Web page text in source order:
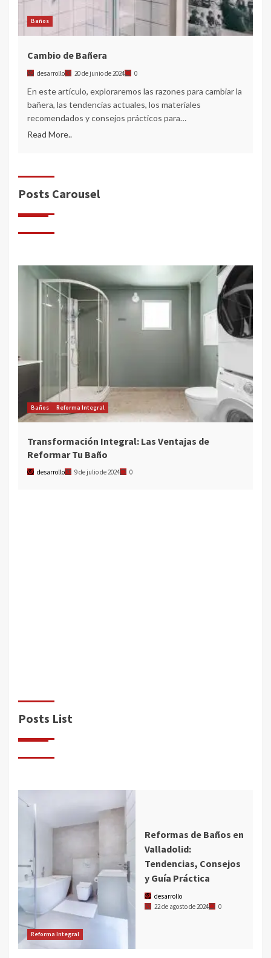
Baños
Cambio de Bañera
desarrollo 20 de junio de 2024 0
En este artículo, exploraremos las razones para cambiar la
bañera, las tendencias actuales, los materiales
recomendados y consejos prácticos para…
Read More..
Posts Carousel
Posts List
Reforma Integral
Reformas de Baños en
Valladolid:
Tendencias, Consejos
y Guía Práctica
desarrollo
22 de agosto de 2024
0